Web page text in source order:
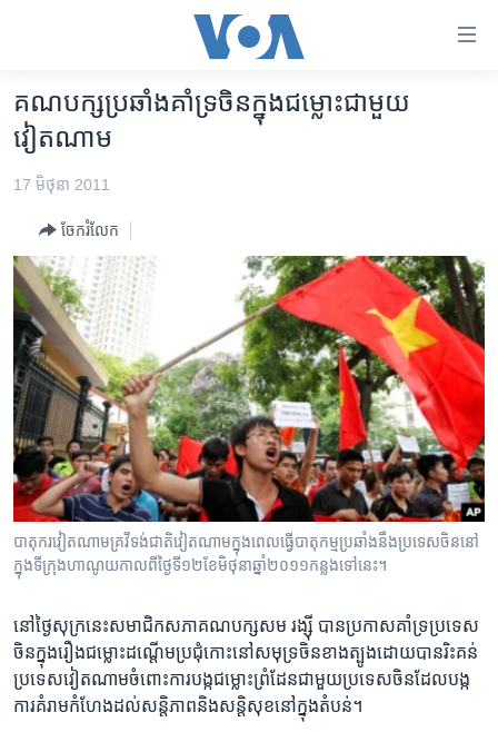
ទាក់ទង
រំលង​
និង​
ទំព័រ​
ព័ត៌មាន​​
តែ​
ម្តង
រំលង​
និង​
ចូល​
ទៅ​
ទំព័រ​
រចនា
សម្ព័ន្ធ​
រំលង​
និង​
ទៅ​
កាន់​
ទំព័រ​
ស្វែង​
កម្ពុជា
អន្តរជាតិ
អាមេរិក
ចិន
ហេឡូវីអូអេ
កម្ពុជាច្នៃប្រតិដ្ឋ
ព្រឹត្តិការណ៍ព័ត៌មាន
ទូរទស្សន៍ / វីដេអូ​
វិទ្យុ / ផតខាសថ៍
កម្មវិធីទាំងអស់
Khmer English
ភាសា
គណបក្ស​ប្រឆាំង​គាំទ្រ​ចិន​ក្នុង​ជម្លោះ​ជាមួយ​
វៀតណាម
17 មិថុនា 2011
ចែករំលែក
បាតុករ​វៀតណាម​គ្រវី​​ទង់ជាតិ​វៀតណាម​ក្នុង​ពេល​​ធ្វើ​បាតុកម្ម​ប្រឆាំង​នឹង​ប្រទេស​ចិន​នៅ​
ក្នុង​ទី​ក្រុង​ហាណូយ​កាល​ពី​ថ្ងៃ​ទី​១២​ខែ​មិថុនា​ឆ្នាំ​២០១១​កន្លង​ទៅ​នេះ។
នៅ​ថ្ងៃសុក្រ​នេះ​សមាជិក​សភា​គណបក្ស​សម រង្ស៊ី ​បាន​ប្រកាស​គាំទ្រ​ប្រទេស​
ចិន​ក្នុង​រឿង​ជម្លោះ​ដណ្តើម​ប្រជុំ​កោះ​នៅ​សមុទ្រ​ចិន​ខាងត្បូង​ដោយ​បាន​រិះគន់​
ប្រទេស​វៀតណាម​ចំពោះ​ការ​បង្ក​ជម្លោះ​ព្រំដែន​ជាមួយ​ប្រទេស​ចិន​ដែល​បង្ក​
ការ​គំរាម​កំហែង​ដល់​សន្តិភាពនិង​សន្តិសុខ​នៅក្នុង​តំបន់។